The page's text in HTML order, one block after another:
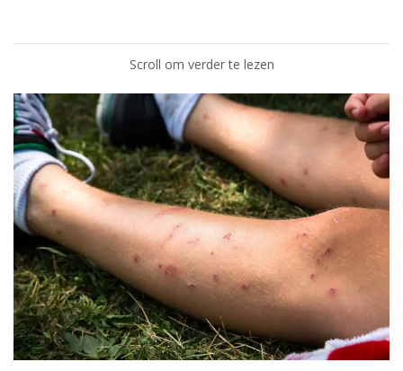
Scroll om verder te lezen